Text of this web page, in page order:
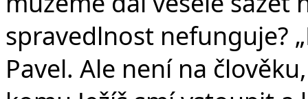
spravedlnost nefunguje?
Pavel. Ale není na